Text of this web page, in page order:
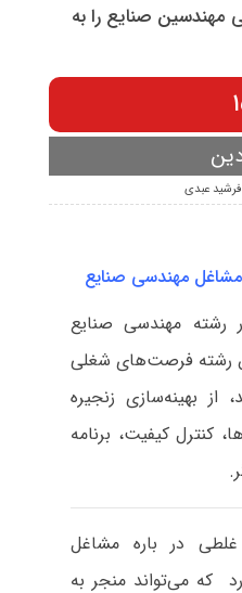
مهندسین صنایع را به
عبدی
رشته مهندسی صنایع
رشته فرصت‌های شغلی
از بهینه‌سازی زنجیره
کنترل کیفیت، برنامه
در باره مشاغل
که می‌تواند منجر به